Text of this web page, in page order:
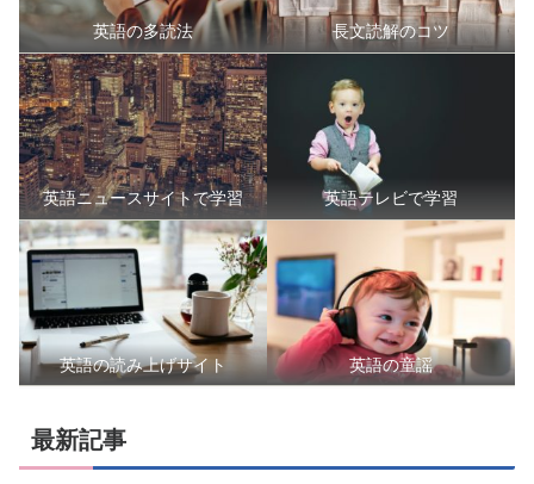
英語の多読法 長文読解のコツ
英語ニュースサイトで学習 英語テレビで学習
英語の読み上げサイト 英語の童謡
最新記事